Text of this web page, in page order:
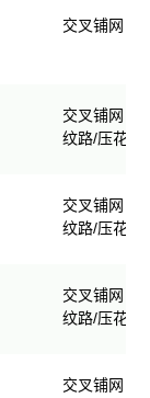
交叉铺网；
交叉铺网；
纹路/压花
交叉铺网；
纹路/压花
交叉铺网；
纹路/压花
交叉铺网；